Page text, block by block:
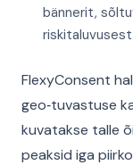
bännerit,
riskitaluvusest.
FlexyConsent
geo‑tuvastuse
kuvatakse talle
peaksid iga